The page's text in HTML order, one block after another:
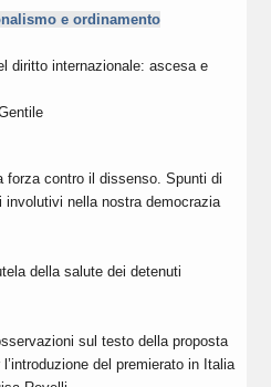
e ordinamento
diritto internazionale: ascesa e
forza contro il dissenso. Spunti di
nella nostra democrazia
della salute dei detenuti
sul testo della proposta
del premierato in Italia